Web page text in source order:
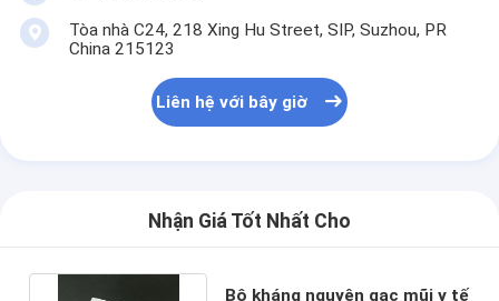
Tòa nhà C24, 218 Xing Hu Street, SIP, Suzhou, PR
China 215123
Liên hệ với bây giờ
Nhận Giá Tốt Nhất Cho
Bộ kháng nguyên gạc mũi y tế